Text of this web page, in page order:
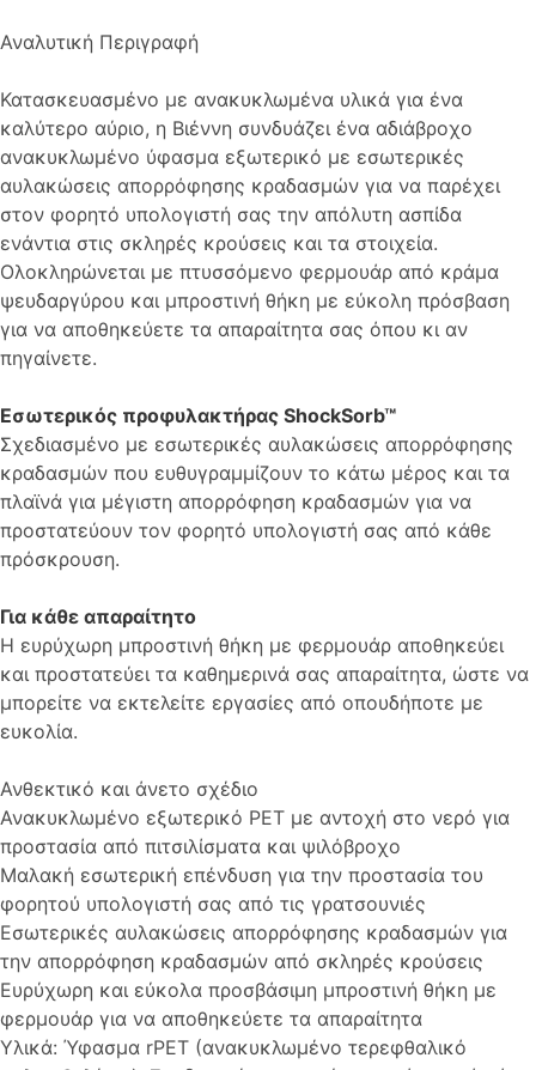
Αναλυτική Περιγραφή
Κατασκευασμένο με ανακυκλωμένα υλικά για ένα
καλύτερο αύριο, η Βιέννη συνδυάζει ένα αδιάβροχο
ανακυκλωμένο ύφασμα εξωτερικό με εσωτερικές
αυλακώσεις απορρόφησης κραδασμών για να παρέχει
στον φορητό υπολογιστή σας την απόλυτη ασπίδα
ενάντια στις σκληρές κρούσεις και τα στοιχεία.
Ολοκληρώνεται με πτυσσόμενο φερμουάρ από κράμα
ψευδαργύρου και μπροστινή θήκη με εύκολη πρόσβαση
για να αποθηκεύετε τα απαραίτητα σας όπου κι αν
πηγαίνετε.
Εσωτερικός προφυλακτήρας ShockSorb™
Σχεδιασμένο με εσωτερικές αυλακώσεις απορρόφησης
κραδασμών που ευθυγραμμίζουν το κάτω μέρος και τα
πλαϊνά για μέγιστη απορρόφηση κραδασμών για να
προστατεύουν τον φορητό υπολογιστή σας από κάθε
πρόσκρουση.
Για κάθε απαραίτητο
Η ευρύχωρη μπροστινή θήκη με φερμουάρ αποθηκεύει
και προστατεύει τα καθημερινά σας απαραίτητα, ώστε να
μπορείτε να εκτελείτε εργασίες από οπουδήποτε με
ευκολία.
Ανθεκτικό και άνετο σχέδιο
Ανακυκλωμένο εξωτερικό PET με αντοχή στο νερό για
προστασία από πιτσιλίσματα και ψιλόβροχο
Μαλακή εσωτερική επένδυση για την προστασία του
φορητού υπολογιστή σας από τις γρατσουνιές
Εσωτερικές αυλακώσεις απορρόφησης κραδασμών για
την απορρόφηση κραδασμών από σκληρές κρούσεις
Ευρύχωρη και εύκολα προσβάσιμη μπροστινή θήκη με
φερμουάρ για να αποθηκεύετε τα απαραίτητα
Υλικά: Ύφασμα rPET (ανακυκλωμένο τερεφθαλικό